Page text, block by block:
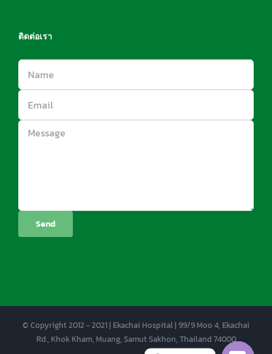
ติดต่อเรา
© Copyright 2012 - 2021 | Ekachai Hospital | 99/9 Moo 4, Ekachai
Rd., Khok Kham, Muang, Samut Sakhon, Thailand 74000